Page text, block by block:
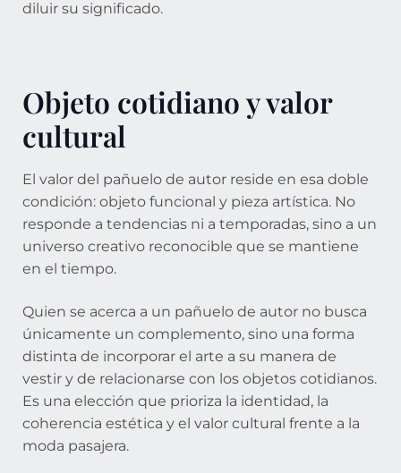
diluir su significado.
Objeto cotidiano y valor
cultural
El valor del pañuelo de autor reside en esa doble
condición: objeto funcional y pieza artística. No
responde a tendencias ni a temporadas, sino a un
universo creativo reconocible que se mantiene
en el tiempo.
Quien se acerca a un pañuelo de autor no busca
únicamente un complemento, sino una forma
distinta de incorporar el arte a su manera de
vestir y de relacionarse con los objetos cotidianos.
Es una elección que prioriza la identidad, la
coherencia estética y el valor cultural frente a la
moda pasajera.